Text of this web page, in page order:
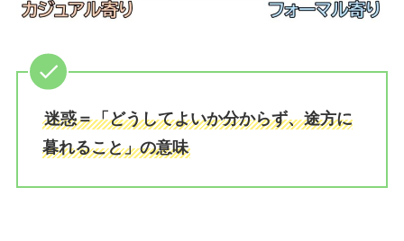
迷惑＝「どうしてよいか分からず、途方に
暮れること」の意味